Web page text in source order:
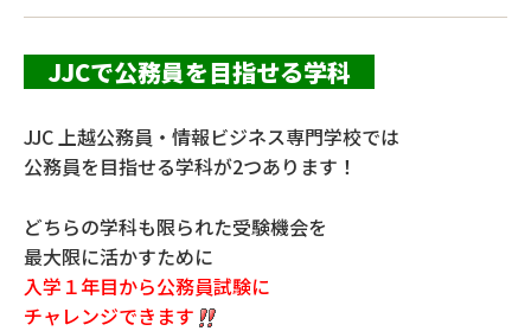
JJCで公務員を目指せる学科
JJC 上越公務員・情報ビジネス専門学校では
公務員を目指せる学科が2つあります！
どちらの学科も限られた受験機会を
最大限に活かすために
入学１年目から公務員試験に
チャレンジできます